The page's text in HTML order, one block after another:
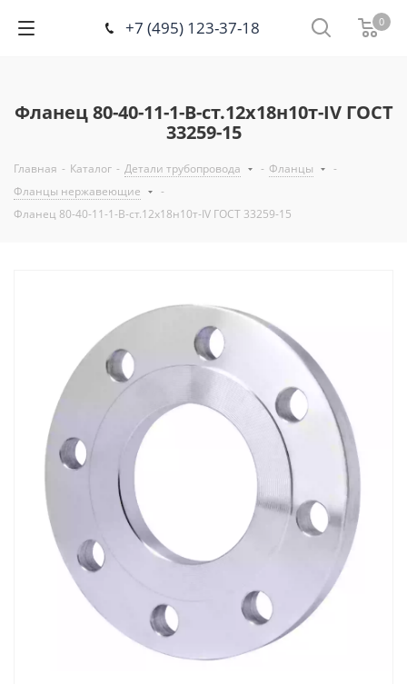
+7 (495) 123-37-18 0
Фланец 80-40-11-1-B-ст.12х18н10т-IV ГОСТ
33259-15
Главная - Каталог - Детали трубопровода - Фланцы
-
Фланцы нержавеющие
-
Фланец 80-40-11-1-B-ст.12х18н10т-IV ГОСТ 33259-15